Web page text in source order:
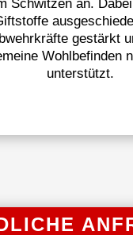
Schwitzen an.
gestärkt
Wohlbefinden
unterstützt.